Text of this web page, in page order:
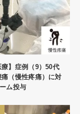
療】症例（9）50代
（慢性疼痛）に対
ム投与